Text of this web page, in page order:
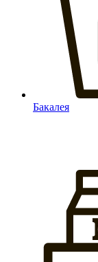
Бакалея